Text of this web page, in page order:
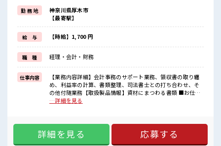
≪週休2日制≫
週末は家族や友人と一緒にプライベート満喫！
≪ヘアカラーOKで自由な雰囲気の職場≫
明るすぎたり奇抜でなければ基本的に自由！
(規定有)≪未経験の方も大カンゲイ≫
新しいことにチャレンジするのは不安だけど、
しっかり働く環境が整っています！
イチからスキルUP・ステップUP目指していきましょう！
■職場の雰囲気
“コジンマリ”が好きな方にもお勧め！！
少人数の職場です♪
明るすぎたり奇抜過ぎなければヘアカラーOK！
勤 務 地
神奈川県厚木市
【最寄駅】
給 与 【時給】1,700 円
職 種 経理・会計・財務
仕事内容
【業務内容詳細】会計事務のサポート業務、領収書の取り纏
め、利益率の計算、書類整理、司法書士との打ち合わせ、そ
の他付随業務【取扱製品情報】資材にまつわる書類 ■お仕事
PR ≪残業基本なし≫ 自分の時間をしっかり確保できる、 残業
ベート満喫！ ≪ヘアカラーOKで自由な雰囲気の職場≫ 明る
すぎたり奇抜でなければ基本的に自由！ (規定有)≪未経験の
方も大カンゲイ≫ 新しいことにチャレンジするのは不安だけ
…詳細を見る
詳細を見る 応募する